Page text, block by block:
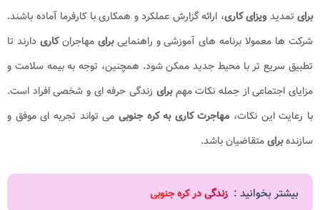
تمدیدویزای کاری، ارائه گزارش عملکرد و همکاری با کارفرما آماده باشند.
ها معمولا برنامه های آموزشی و راهنماییبرایمهاجرانکاریدارند تا
سریع تر با محیط جدید ممکن شود. همچنین، توجه به بیمه سلامت و
اجتماعی از جمله نکات مهمبرایزندگی حرفه ای و شخصی افراد است.
رعایت این نکات،مهاجرت کاری به کره جنوبیمی تواند تجربه ای موفق و
برایمتقاضیان باشد.
بیشتر بخوانید : زندگی در کره جنوبی